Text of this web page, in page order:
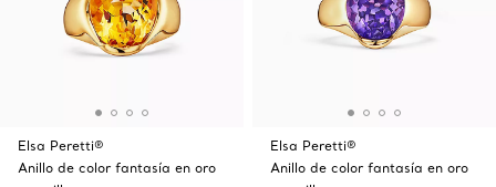
Elsa Peretti®
Anillo de color fantasía en oro
Elsa Peretti®
Anillo de color fantasía en oro